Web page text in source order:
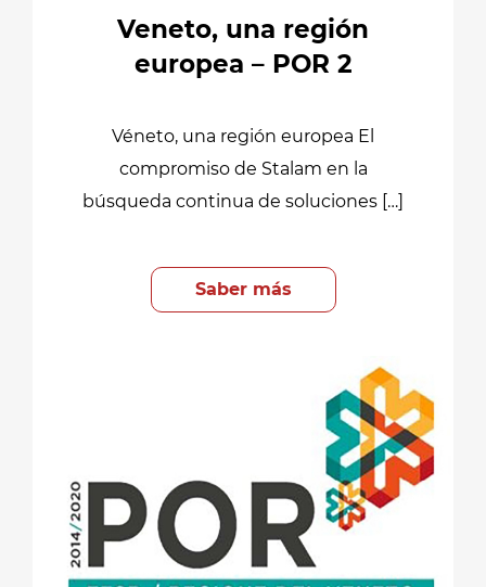
Veneto, una región
europea – POR 2
Véneto, una región europea El
compromiso de Stalam en la
búsqueda continua de soluciones […]
Saber más